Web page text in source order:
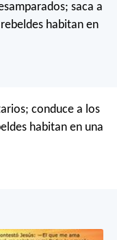
saca a
habitan en
conduce a los
habitan en una